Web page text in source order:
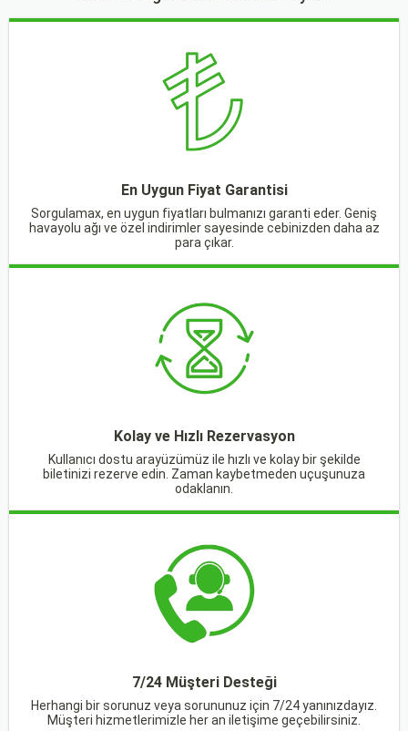
En Uygun Fiyat Garantisi
Sorgulamax, en uygun fiyatları bulmanızı garanti eder. Geniş
havayolu ağı ve özel indirimler sayesinde cebinizden daha az
para çıkar.
Kolay ve Hızlı Rezervasyon
Kullanıcı dostu arayüzümüz ile hızlı ve kolay bir şekilde
biletinizi rezerve edin. Zaman kaybetmeden uçuşunuza
odaklanın.
7/24 Müşteri Desteği
Herhangi bir sorunuz veya sorununuz için 7/24 yanınızdayız.
Müşteri hizmetlerimizle her an iletişime geçebilirsiniz.